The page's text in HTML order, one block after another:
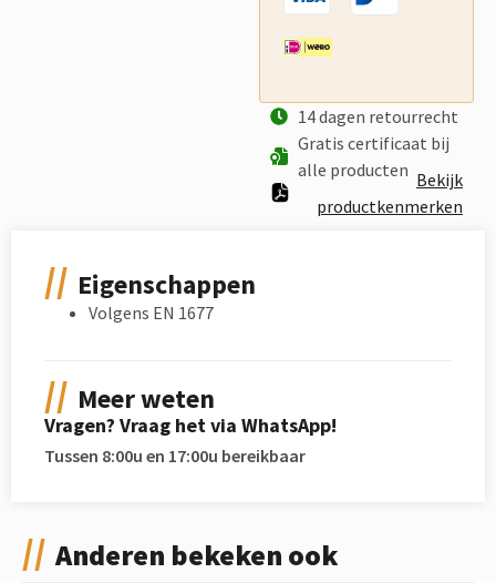
14 dagen retourrecht
Gratis certificaat bij
alle producten Bekijk
productkenmerken
Eigenschappen
Volgens EN 1677
Meer weten
Vragen? Vraag het via WhatsApp!
Tussen 8:00u en 17:00u bereikbaar
Anderen bekeken ook